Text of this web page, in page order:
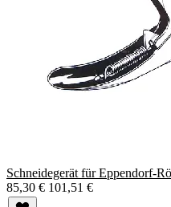
Schneidegerät für Eppendorf-
85,30 € 101,51 €